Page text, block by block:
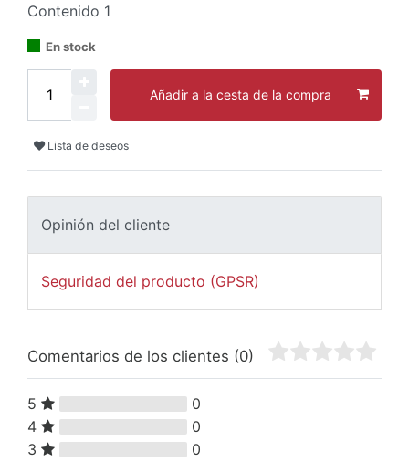
Contenido 1
En stock
Añadir a la cesta de la compra
Lista de deseos
Opinión del cliente
Seguridad del producto (GPSR)
Comentarios de los clientes (0)
5
0
4
0
3
0